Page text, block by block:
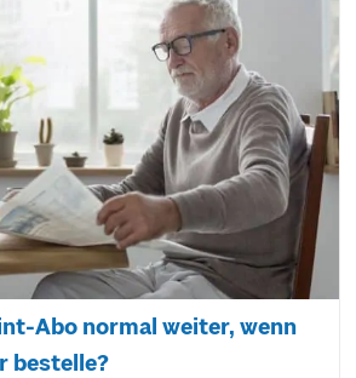
Abo normal weiter, wenn
bestelle?